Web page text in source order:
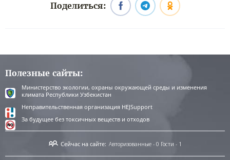
Поделиться:
Полезные сайты:
Министерство экологии, охраны окружающей среды и изменения
климата Республики Узбекистан
Неправительственная организация HEJSupport
За будущее без токсичных веществ и отходов
Сейчас на сайте: Авторизованные - 0 Гости - 1